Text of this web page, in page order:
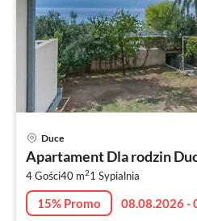
Duce
Apartament Dla rodzin
4 Gości40 m21 Sypialnia
15% Promo
08.08.2026 -